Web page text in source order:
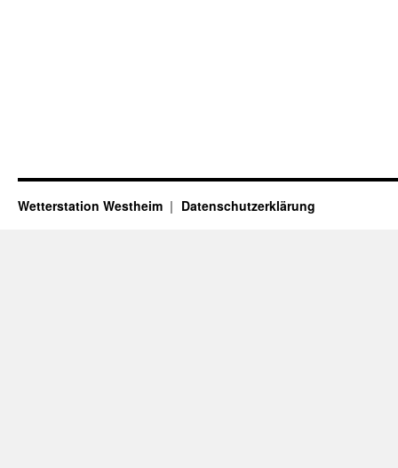
Wetterstation Westheim Datenschutzerklärung